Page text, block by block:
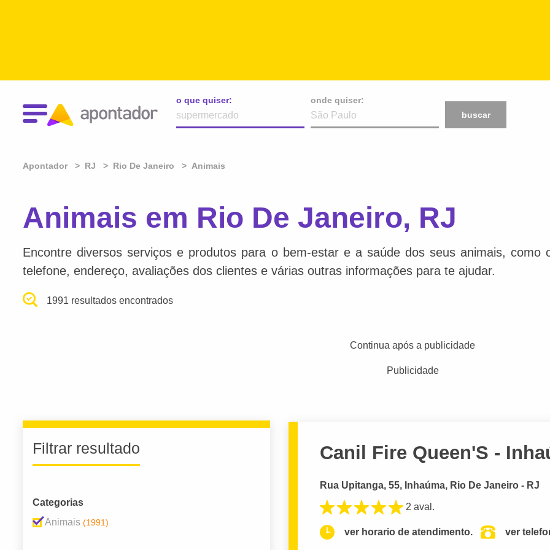
o que quiser:
onde quiser:
buscar
Apontador RJ Rio De Janeiro Animais
Animais em Rio De Janeiro, RJ
Encontre diversos serviços e produtos para o bem-estar e a saúde dos seus animais, como
telefone, endereço, avaliações dos clientes e várias outras informações para te ajudar.
1991 resultados encontrados
Continua após a publicidade
Publicidade
Filtrar resultado
Categorias
Animais (1991)
Canil Fire Queen'S -
Rua Upitanga, 55, Inhaúma, Rio De Janeiro - RJ
2 aval.
ver horario de atendimento. ver